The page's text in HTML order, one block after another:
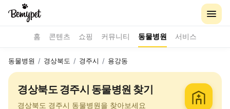
홈 콘텐츠 쇼핑 커뮤니티 동물병원 서비스
동물병원 / 경상북도 / 경주시 / 용강동
경상북도 경주시 동물병원 찾기
경상북도 경주시 동물병원을 찾아보세요